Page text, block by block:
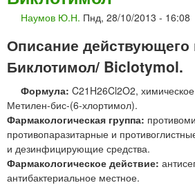
К
С
С
П
Р
Е
Й
а
э
р
о
з
Наумов Ю.Н. Пнд, 28/10/2013 - 16:08
Описание действующего
Биклотимол/ Biclotymol.
Формула: C21H26Cl2O2,
Метилен-бис-(6-хлортимол).
Фармакологическая группа:
противопаразитарные и
и дезинфицирующие средства.
Фармакологическое действие:
антибактериальное местное.